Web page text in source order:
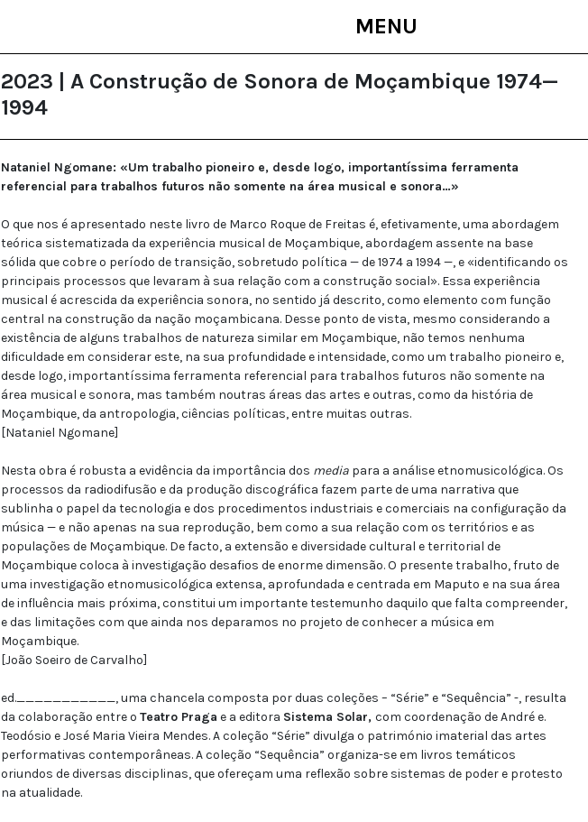
MENU
2023 | A Construção de Sonora de Moçambique 1974—
1994
Nataniel Ngomane: «Um trabalho pioneiro e, desde logo, importantíssima ferramenta
referencial para trabalhos futuros não somente na área musical e sonora…»
O que nos é apresentado neste livro de Marco Roque de Freitas é, efetivamente, uma abordagem
teórica sistematizada da experiência musical de Moçambique, abordagem assente na base
sólida que cobre o período de transição, sobretudo política — de 1974 a 1994 —, e «identificando os
principais processos que levaram à sua relação com a construção social». Essa experiência
musical é acrescida da experiência sonora, no sentido já descrito, como elemento com função
central na construção da nação moçambicana. Desse ponto de vista, mesmo considerando a
existência de alguns trabalhos de natureza similar em Moçambique, não temos nenhuma
dificuldade em considerar este, na sua profundidade e intensidade, como um trabalho pioneiro e,
desde logo, importantíssima ferramenta referencial para trabalhos futuros não somente na
área musical e sonora, mas também noutras áreas das artes e outras, como da história de
Moçambique, da antropologia, ciências políticas, entre muitas outras.
[Nataniel Ngomane]
Nesta obra é robusta a evidência da importância dos media para a análise etnomusicológica. Os
processos da radiodifusão e da produção discográfica fazem parte de uma narrativa que
sublinha o papel da tecnologia e dos procedimentos industriais e comerciais na configuração da
música — e não apenas na sua reprodução, bem como a sua relação com os territórios e as
populações de Moçambique. De facto, a extensão e diversidade cultural e territorial de
Moçambique coloca à investigação desafios de enorme dimensão. O presente trabalho, fruto de
uma investigação etnomusicológica extensa, aprofundada e centrada em Maputo e na sua área
de influência mais próxima, constitui um importante testemunho daquilo que falta compreender,
e das limitações com que ainda nos deparamos no projeto de conhecer a música em
Moçambique.
[João Soeiro de Carvalho]
ed.___________, uma chancela composta por duas coleções – “Série” e “Sequência” -, resulta
da colaboração entre o Teatro Praga e a editora Sistema Solar, com coordenação de André e.
Teodósio e José Maria Vieira Mendes. A coleção “Série” divulga o património imaterial das artes
performativas contemporâneas. A coleção “Sequência” organiza-se em livros temáticos
oriundos de diversas disciplinas, que ofereçam uma reflexão sobre sistemas de poder e protesto
na atualidade.